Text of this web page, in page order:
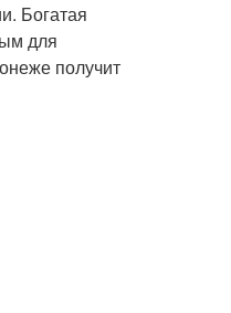
Богатая
для
получит